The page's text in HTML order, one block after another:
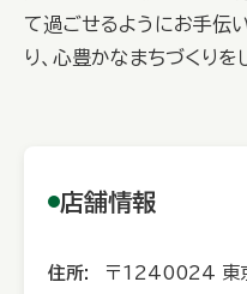
て過ごせるようにお手伝
り、心豊かなまちづくりを
店舗情報
住所:
〒1240024 東